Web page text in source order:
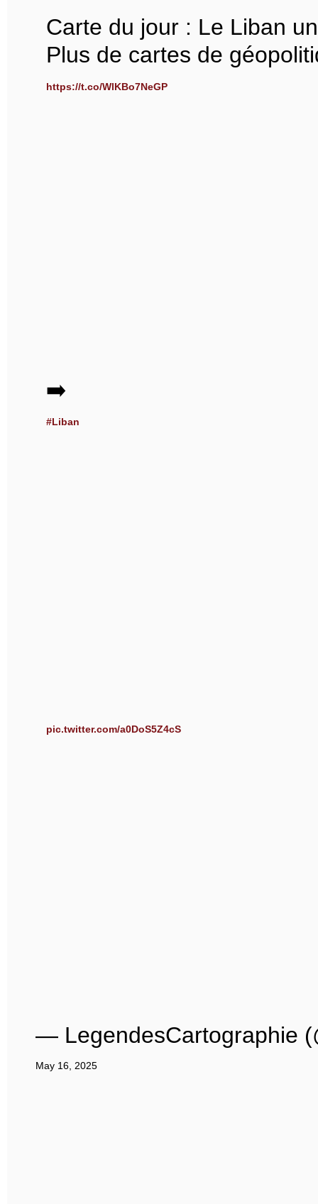
Carte du jour : Le Liban
Plus de cartes de
https://t.co/WlKBo7NeGP
➡️
#Liban
pic.twitter.com/a0DoS5Z4cS
— LegendesCartographie
May 16, 2025